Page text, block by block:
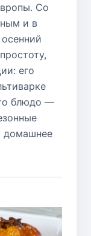
Со
и в
его
блюдо —
домашнее